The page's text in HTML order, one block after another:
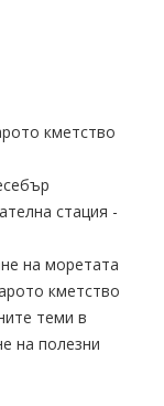
кметство
стация -
на моретата
кметство
теми в
на полезни